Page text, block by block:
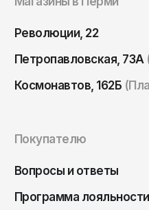
Революции, 22
Петропавловская, 73А
Космонавтов, 162Б
Покупателю
Вопросы и ответы
Программа лояльности
Ханты-Мансийск
Чайковский
Чебоксары
Челябинск
Элиста
Южно-Сахалинск
Якутск